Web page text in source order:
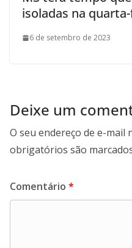
isoladas na
6 de setembro de 2023
Deixe um
O seu endereço de e-mail
obrigatórios são
Comentário *